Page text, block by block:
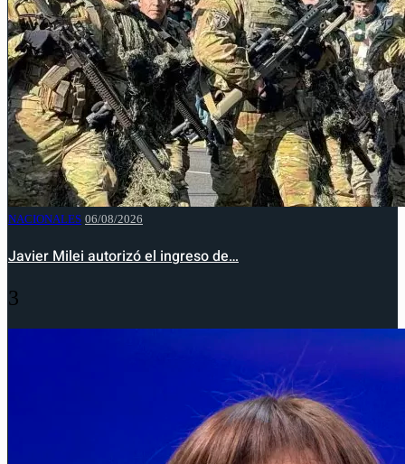
NACIONALES 06/08/2026
Javier Milei autorizó el ingreso de…
3